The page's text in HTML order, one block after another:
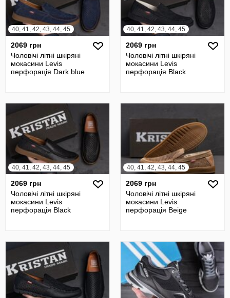
40, 41, 42, 43, 44, 45
2069 грн
Чоловічі літні шкіряні
мокасини Levis
перфорація Dark blue
40, 41, 42, 43, 44, 45
2069 грн
Чоловічі літні шкіряні
мокасини Levis
перфорація Black
40, 41, 42, 43, 44, 45
2069 грн
Чоловічі літні шкіряні
мокасини Levis
перфорація Black
40, 41, 42, 43, 44, 45
2069 грн
Чоловічі літні шкіряні
мокасини Levis
перфорація Beige